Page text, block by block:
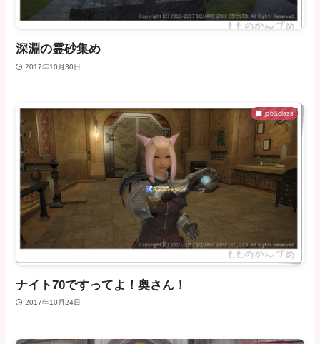
深淵の霊砂集め
2017年10月30日
job&class
ナイト70ですってよ！奥さん！
2017年10月24日